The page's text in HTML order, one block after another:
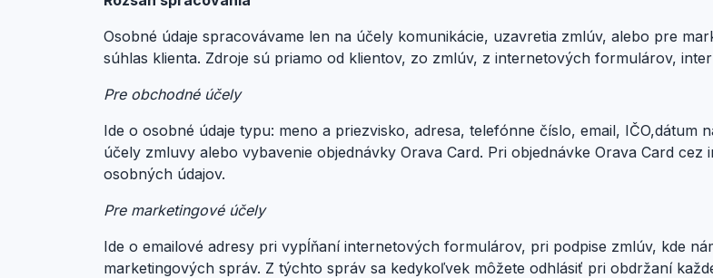
Osobné údaje spracovávame len na účely komunikácie, uzavretia zmlúv, alebo pre
súhlas klienta. Zdroje sú priamo od klientov, zo zmlúv, z internetových formulárov,
Pre obchodné účely
Ide o osobné údaje typu: meno a priezvisko, adresa, telefónne číslo, email, IČO,dátum
účely zmluvy alebo vybavenie objednávky Orava Card. Pri objednávke Orava Card
osobných údajov.
Pre marketingové účely
Ide o emailové adresy pri vypĺňaní internetových formulárov, pri podpise zmlúv, kde
marketingových správ. Z týchto správ sa kedykoľvek môžete odhlásiť pri obdržaní